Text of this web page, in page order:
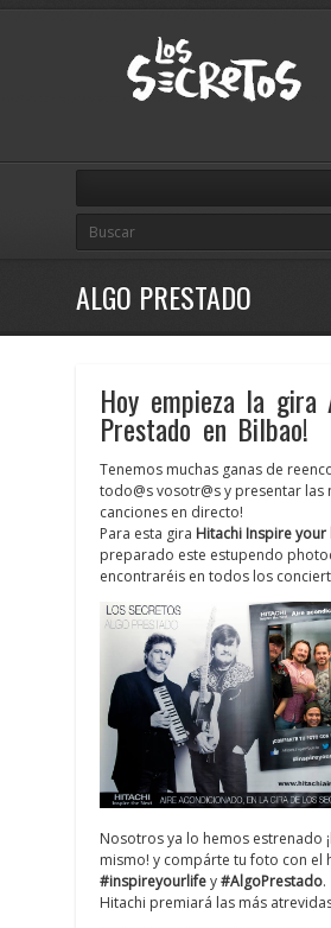
ALGO PRESTADO
Hoy empieza la gira
Prestado‬ en ‪Bilbao‬!
Tenemos muchas ganas de
todo@s vosotr@s y presentar las
canciones en directo!
Para esta gira Hitachi Inspire your
preparado este estupendo
encontraréis en todos los
Nosotros ya lo hemos estrenado
mismo! y compárte tu foto con el
‪#‎inspireyourlife‬ y#AlgoPrestado.
Hitachi premiará las más